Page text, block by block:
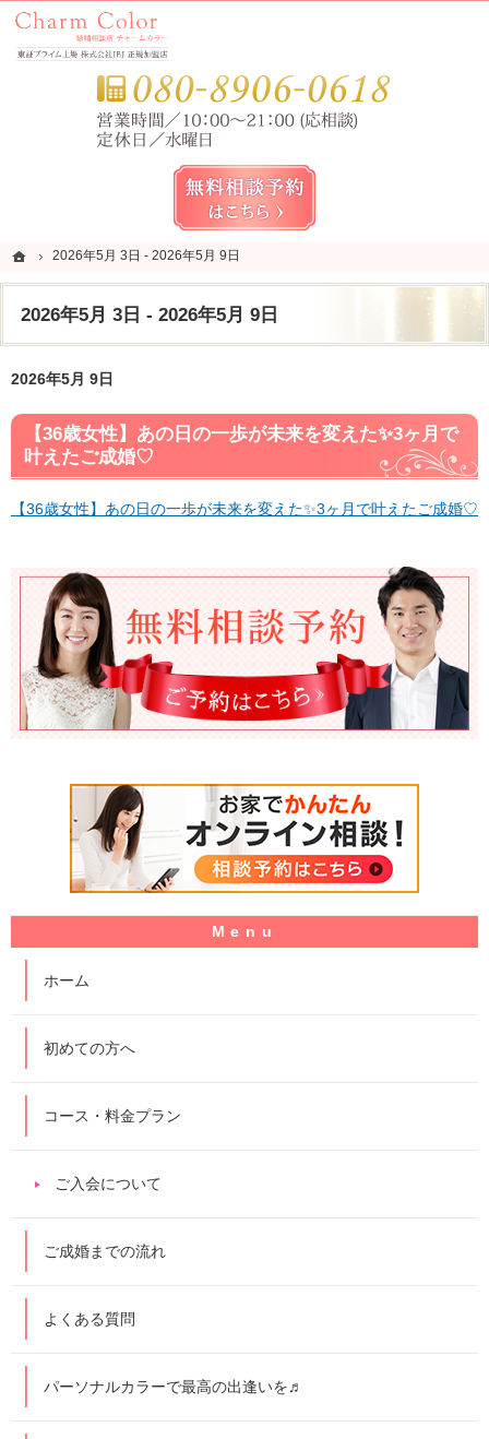
ホーム
2026年5月 3日 - 2026年5月 9日
2026年5月 3日 - 2026年5月 9日
錦糸町・亀戸・平井の結婚相談所なら当相談所へ。
錦糸町・亀戸・平井の結婚相談所なら短期成婚を目指すCharm Color (チャームカラー)
2026年5月 9日
【36歳女性】あの日の一歩が未来を変えた✨3ヶ月で
叶えたご成婚♡
【36歳女性】あの日の一歩が未来を変えた✨3ヶ月で叶えたご成婚♡
ホーム
初めての方へ
コース・料金プラン
ご入会について
ご成婚までの流れ
よくある質問
パーソナルカラーで最高の出逢いを♬
ホーム
2026年5月 3日 - 2026年5月 9日